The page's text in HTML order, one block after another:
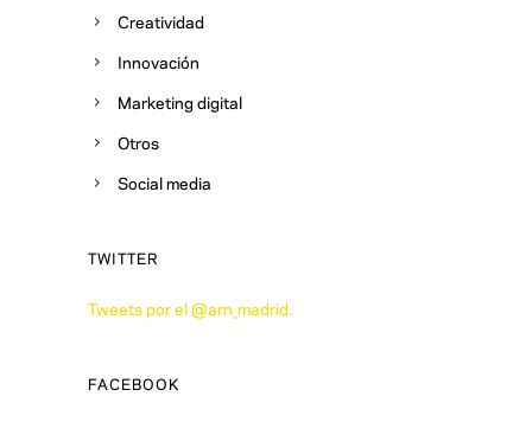
Creatividad
Innovación
Marketing digital
Otros
Social media
TWITTER
Tweets por el @arn_madrid.
FACEBOOK